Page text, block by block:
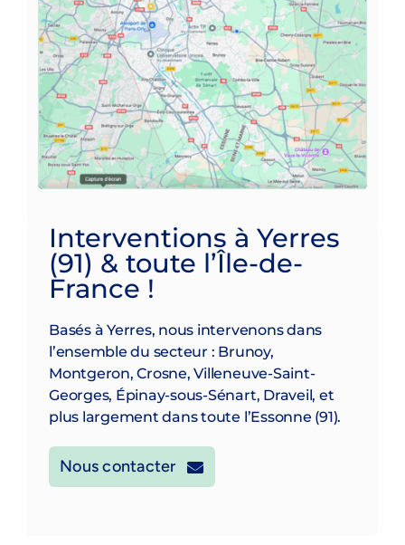
Interventions à Yerres
(91) & toute l’Île-de-
France !
Basés à Yerres, nous intervenons dans
l’ensemble du secteur : Brunoy,
Montgeron, Crosne, Villeneuve-Saint-
Georges, Épinay-sous-Sénart, Draveil, et
plus largement dans toute l’Essonne (91).
Nous contacter